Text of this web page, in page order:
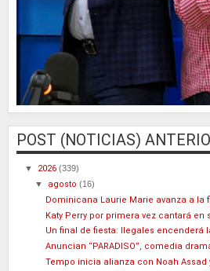
POST (NOTICIAS)
▼ 2026 (339)
▼ agosto(16)
Dominicana Laurie Marie avanza a la
Katy Perry por primera vez cantará en
Un final de fiesta: Ilegales encenderá
Anuncian “PARADISO”, comedia
Tempo inicia alianza con Noah Assad